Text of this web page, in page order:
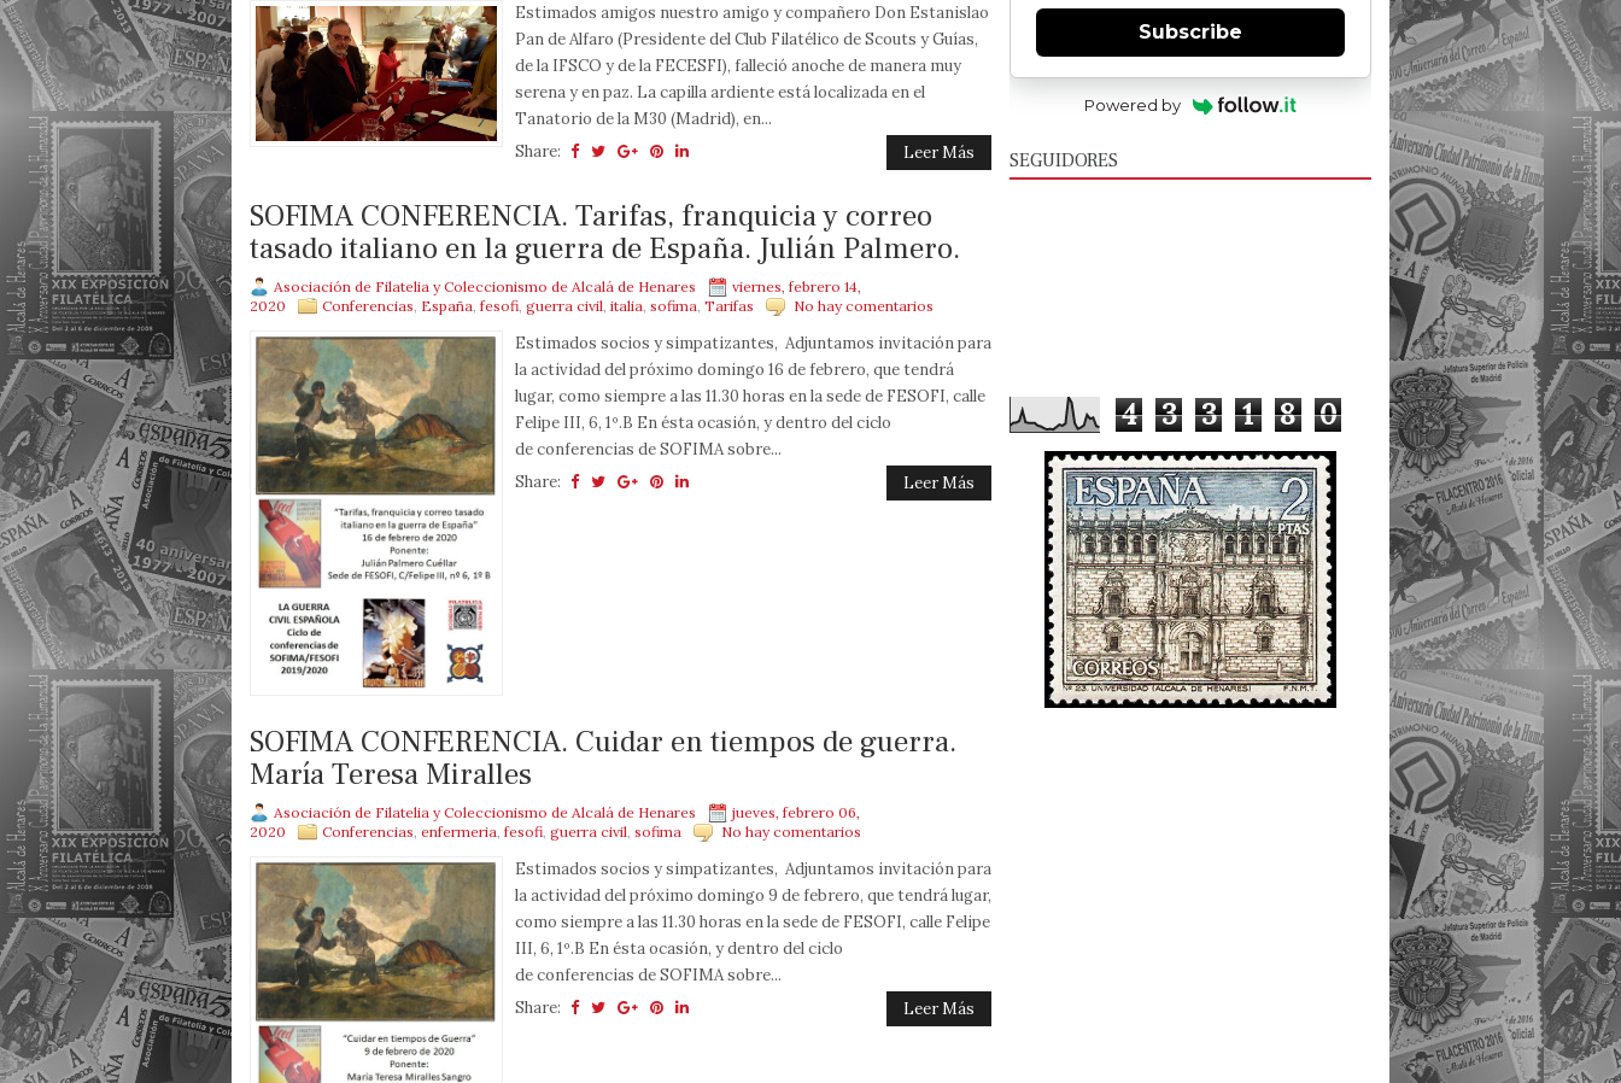
Estimados amigos nuestro amigo y compañero Don Estanislao
Pan de Alfaro (Presidente del Club Filatélico de Scouts y Guías,
de la IFSCO y de la FECESFI), falleció anoche de manera muy
serena y en paz. La capilla ardiente está localizada en el
Tanatorio de la M30 (Madrid), en...
Share:
Leer Más
SOFIMA CONFERENCIA. Tarifas, franquicia y correo
tasado italiano en la guerra de España. Julián Palmero.
Asociación de Filatelia y Coleccionismo de Alcalá de Henares
viernes, febrero 14,
2020
Conferencias España fesofi guerra civil italia sofima Tarifas No hay comentarios
Estimados socios y simpatizantes, Adjuntamos invitación para
la actividad del próximo domingo 16 de febrero, que tendrá
lugar, como siempre a las 11.30 horas en la sede de FESOFI, calle
Felipe III, 6, 1º.B En ésta ocasión, y dentro del ciclo
de conferencias de SOFIMA sobre...
Share:
Leer Más
SOFIMA CONFERENCIA. Cuidar en tiempos de guerra.
María Teresa Miralles
Asociación de Filatelia y Coleccionismo de Alcalá de Henares
jueves, febrero 06,
2020
Conferencias, enfermeria, fesofi, guerra civil, sofima No hay comentarios
Estimados socios y simpatizantes, Adjuntamos invitación para
la actividad del próximo domingo 9 de febrero, que tendrá lugar,
como siempre a las 11.30 horas en la sede de FESOFI, calle Felipe
III, 6, 1º.B En ésta ocasión, y dentro del ciclo
de conferencias de SOFIMA sobre...
Share:
Leer Más
Subscribe
Powered by
SEGUIDORES
4 3 3 1 8 0